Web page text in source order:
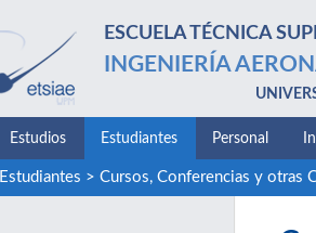
ESCUELA TÉCNICA
INGENIERÍA
Estudios Estudiantes Personal
Estudiantes > Cursos, Conferencias y otras